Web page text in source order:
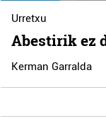
Urretxu
Abestirik ez
Kerman Garralda